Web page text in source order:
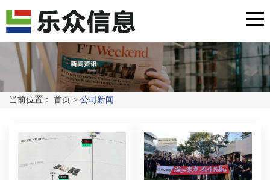
当前位置： 首页 > 公司新闻